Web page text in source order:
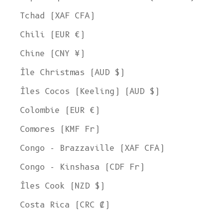
Tchad (XAF CFA)
Chili (EUR €)
Chine (CNY ¥)
Île Christmas (AUD $)
Îles Cocos (Keeling) (AUD $)
Colombie (EUR €)
Comores (KMF Fr)
Congo - Brazzaville (XAF CFA)
Congo - Kinshasa (CDF Fr)
Îles Cook (NZD $)
Costa Rica (CRC ₡)